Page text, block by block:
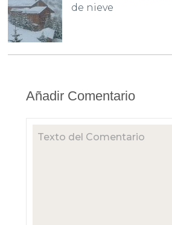
de nieve
Añadir Comentario